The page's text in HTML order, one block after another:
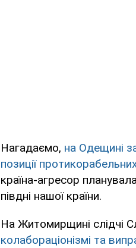
Нагадаємо, на Одещині
позиції
країна-агресор
півдні нашої країни.
На Житомирщині слідчі
колабораціонізмі та